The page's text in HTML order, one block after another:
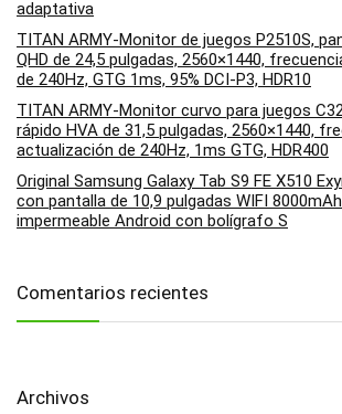
adaptativa
TITAN ARMY-Monitor de juegos P2510S,
QHD de 24,5 pulgadas, 2560×1440,
de 240Hz, GTG 1ms, 95% DCI-P3, HDR10
TITAN ARMY-Monitor curvo para juegos
rápido HVA de 31,5 pulgadas, 2560×1440,
actualización de 240Hz, 1ms GTG, HDR400
Original Samsung Galaxy Tab S9 FE X510
con pantalla de 10,9 pulgadas WIFI
impermeable Android con bolígrafo S
Comentarios recientes
Archivos